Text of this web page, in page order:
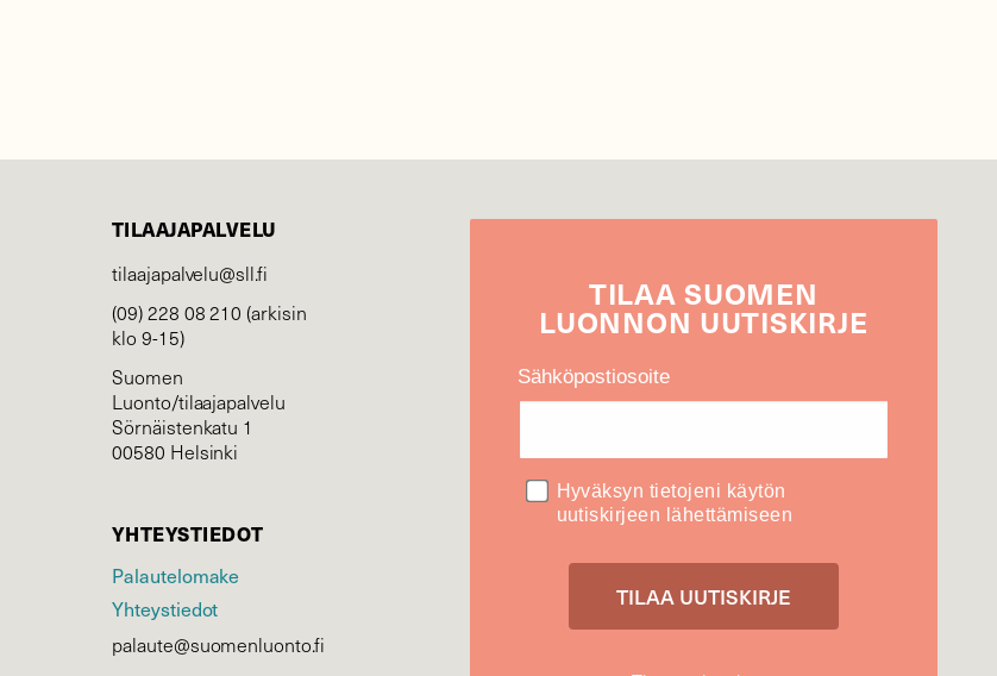
TILAAJAPALVELU
tilaajapalvelu@sll.fi
(09) 228 08 210 (arkisin
klo 9-15)
Suomen
Luonto/tilaajapalvelu
Sörnäistenkatu 1
00580 Helsinki
YHTEYSTIEDOT
Palautelomake
Yhteystiedot
palaute@suomenluonto.fi
TILAASUOMEN
LUONNON UUTIS­KIRJE
Sähköpostiosoite
Hyväksyn tietojeni käytön
uutiskirjeen lähettämiseen